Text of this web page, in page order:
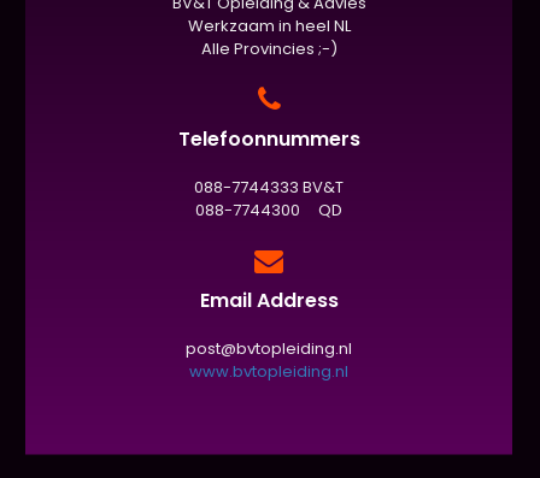
Werkzaam in heel NL
Alle Provincies ;-)
Telefoonnummers
088-7744333 BV&T
088-7744300 QD
Email Address
post@bvtopleiding.nl
www.bvtopleiding.nl